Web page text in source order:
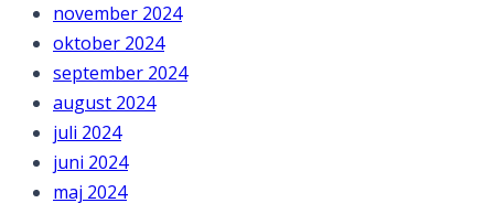
november 2024
oktober 2024
september 2024
august 2024
juli 2024
juni 2024
maj 2024